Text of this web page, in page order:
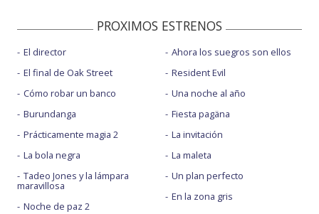
PROXIMOS ESTRENOS
El director
El final de Oak Street
Cómo robar un banco
Burundanga
Prácticamente magia 2
La bola negra
Tadeo Jones y la lámpara
maravillosa
Noche de paz 2
Ahora los suegros son ellos
Resident Evil
Una noche al año
Fiesta pagäna
La invitación
La maleta
Un plan perfecto
En la zona gris